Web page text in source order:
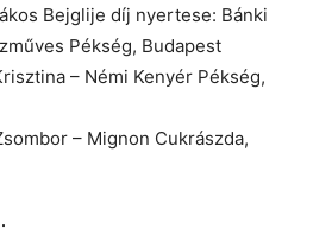
Bejglije díj nyertese: Bánki
Pékség, Budapest
– Némi Kenyér Pékség,
– Mignon Cukrászda,